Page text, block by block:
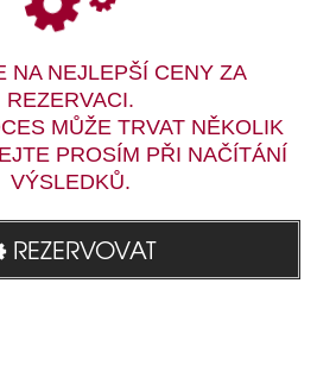
NA NEJLEPŠÍ CENY ZA
REZERVACI.
MŮŽE TRVAT NĚKOLIK
PROSÍM PŘI NAČÍTÁNÍ
VÝSLEDKŮ.
REZERVOVAT